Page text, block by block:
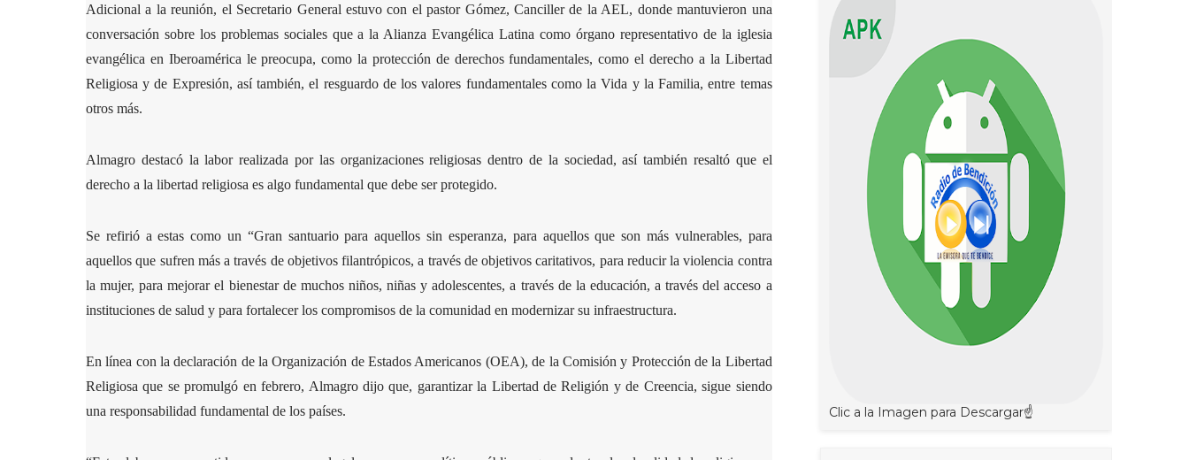
Adicional a la reunión, el Secretario General estuvo con el pastor Gómez, Canciller de la AEL, donde mantuvieron una
conversación sobre los problemas sociales que a la Alianza Evangélica Latina como órgano representativo de la iglesia
evangélica en Iberoamérica le preocupa, como la protección de derechos fundamentales, como el derecho a la Libertad
Religiosa y de Expresión, así también, el resguardo de los valores fundamentales como la Vida y la Familia, entre temas
otros más.
Almagro destacó la labor realizada por las organizaciones religiosas dentro de la sociedad, así también resaltó que el
derecho a la libertad religiosa es algo fundamental que debe ser protegido.
Se refirió a estas como un “Gran santuario para aquellos sin esperanza, para aquellos que son más vulnerables, para
aquellos que sufren más a través de objetivos filantrópicos, a través de objetivos caritativos, para reducir la violencia contra
la mujer, para mejorar el bienestar de muchos niños, niñas y adolescentes, a través de la educación, a través del acceso a
instituciones de salud y para fortalecer los compromisos de la comunidad en modernizar su infraestructura.
En línea con la declaración de la Organización de Estados Americanos (OEA), de la Comisión y Protección de la Libertad
Religiosa que se promulgó en febrero, Almagro dijo que, garantizar la Libertad de Religión y de Creencia, sigue siendo
una responsabilidad fundamental de los países.
Clic a la Imagen para Descargar☝